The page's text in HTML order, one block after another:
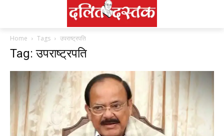
Home Tags उपराष्ट्रपति
Tag: उपराष्ट्रपति